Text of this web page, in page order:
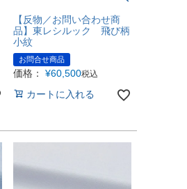
【反物／お問い合わせ商
品】東レシルック 飛び柄
小紋
お問合せ商品
価格： ¥60,500税込
カートに入れる